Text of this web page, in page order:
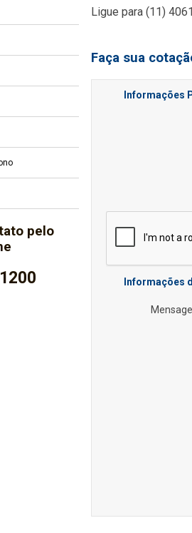
pelo
Ligue para(11)
Faça sua
Informações
Informações